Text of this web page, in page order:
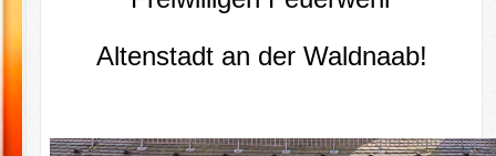
Altenstadt an der Waldnaab!